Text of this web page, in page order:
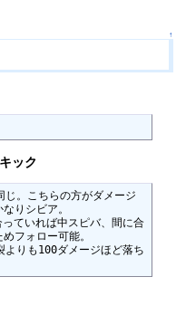
↑
ック
じ。こちらの方がダメージ
りシビア。
ていれば中スピバ、間に合
フォロー可能。
よりも100ダメージほど落ち